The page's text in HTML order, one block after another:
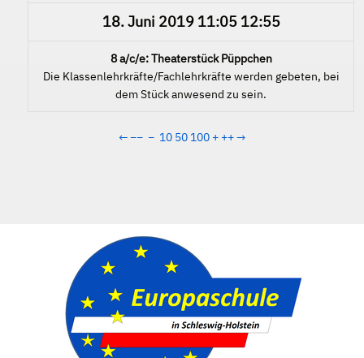
18. Juni 201911:05 12:55
8 a/c/e: Theaterstück Püppchen
Die Klassenlehrkräfte/Fachlehrkräfte werden gebeten, bei
dem Stück anwesend zu sein.
← −− − 10 50 100 + ++→